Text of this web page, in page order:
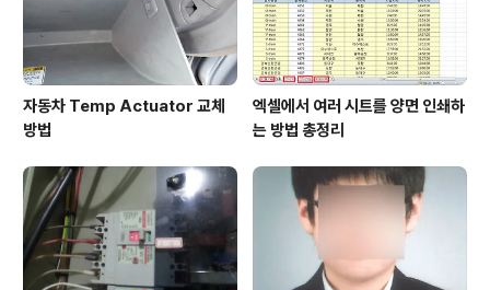
자동차 Temp Actuator 교체
방법
엑셀에서 여러 시트를 양면 인쇄하
는 방법 총정리